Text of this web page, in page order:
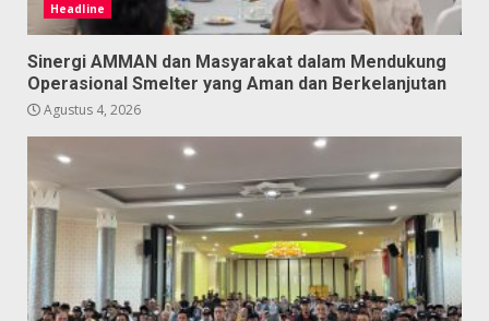
Headline
Sinergi AMMAN dan Masyarakat dalam Mendukung
Operasional Smelter yang Aman dan Berkelanjutan
Agustus 4, 2026